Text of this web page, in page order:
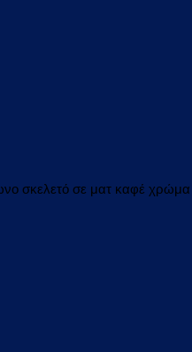
σκελετό σε ματ καφέ